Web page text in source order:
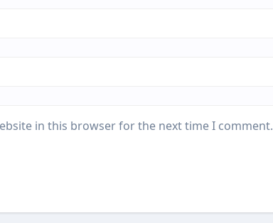
in this browser for the next time I comment.